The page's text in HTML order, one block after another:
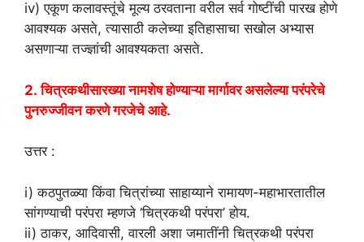
iv) एकूण कलावस्तूंचे मूल्य ठरवताना वरील सर्व गोष्टींची पारख होणे
आवश्यक असते, त्यासाठी कलेच्या इतिहासाचा सखोल अभ्यास
असणाऱ्या तज्ज्ञांची आवश्यकता असते.
2. चित्रकथीसारख्या नामशेष होण्याऱ्या मार्गावर असलेल्या परंपरेचे
पुनरुज्जीवन करणे गरजेचे आहे.
उत्तर :
i) कठपुतळ्या किंवा चित्रांच्या साहाय्याने रामायण-महाभारतातील
सांगण्याची परंपरा म्हणजे ‘चित्रकथी परंपरा’ होय.
ii) ठाकर, आदिवासी, वारली अशा जमातींनी चित्रकथी परंपरा